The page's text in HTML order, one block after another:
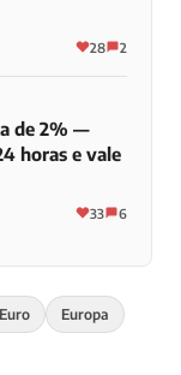
28 2
de 2% —
horas e vale
33 6
Euro Europa